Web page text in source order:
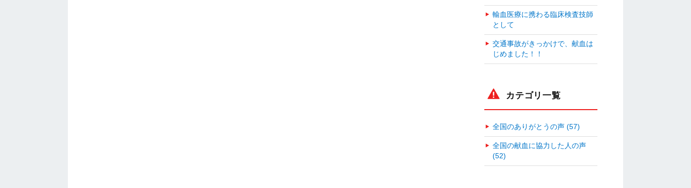
輸血医療に携わる臨床検査技師
として
交通事故がきっかけで、献血は
じめました！！
カテゴリ一覧
全国のありがとうの声 (57)
全国の献血に協力した人の声
(52)